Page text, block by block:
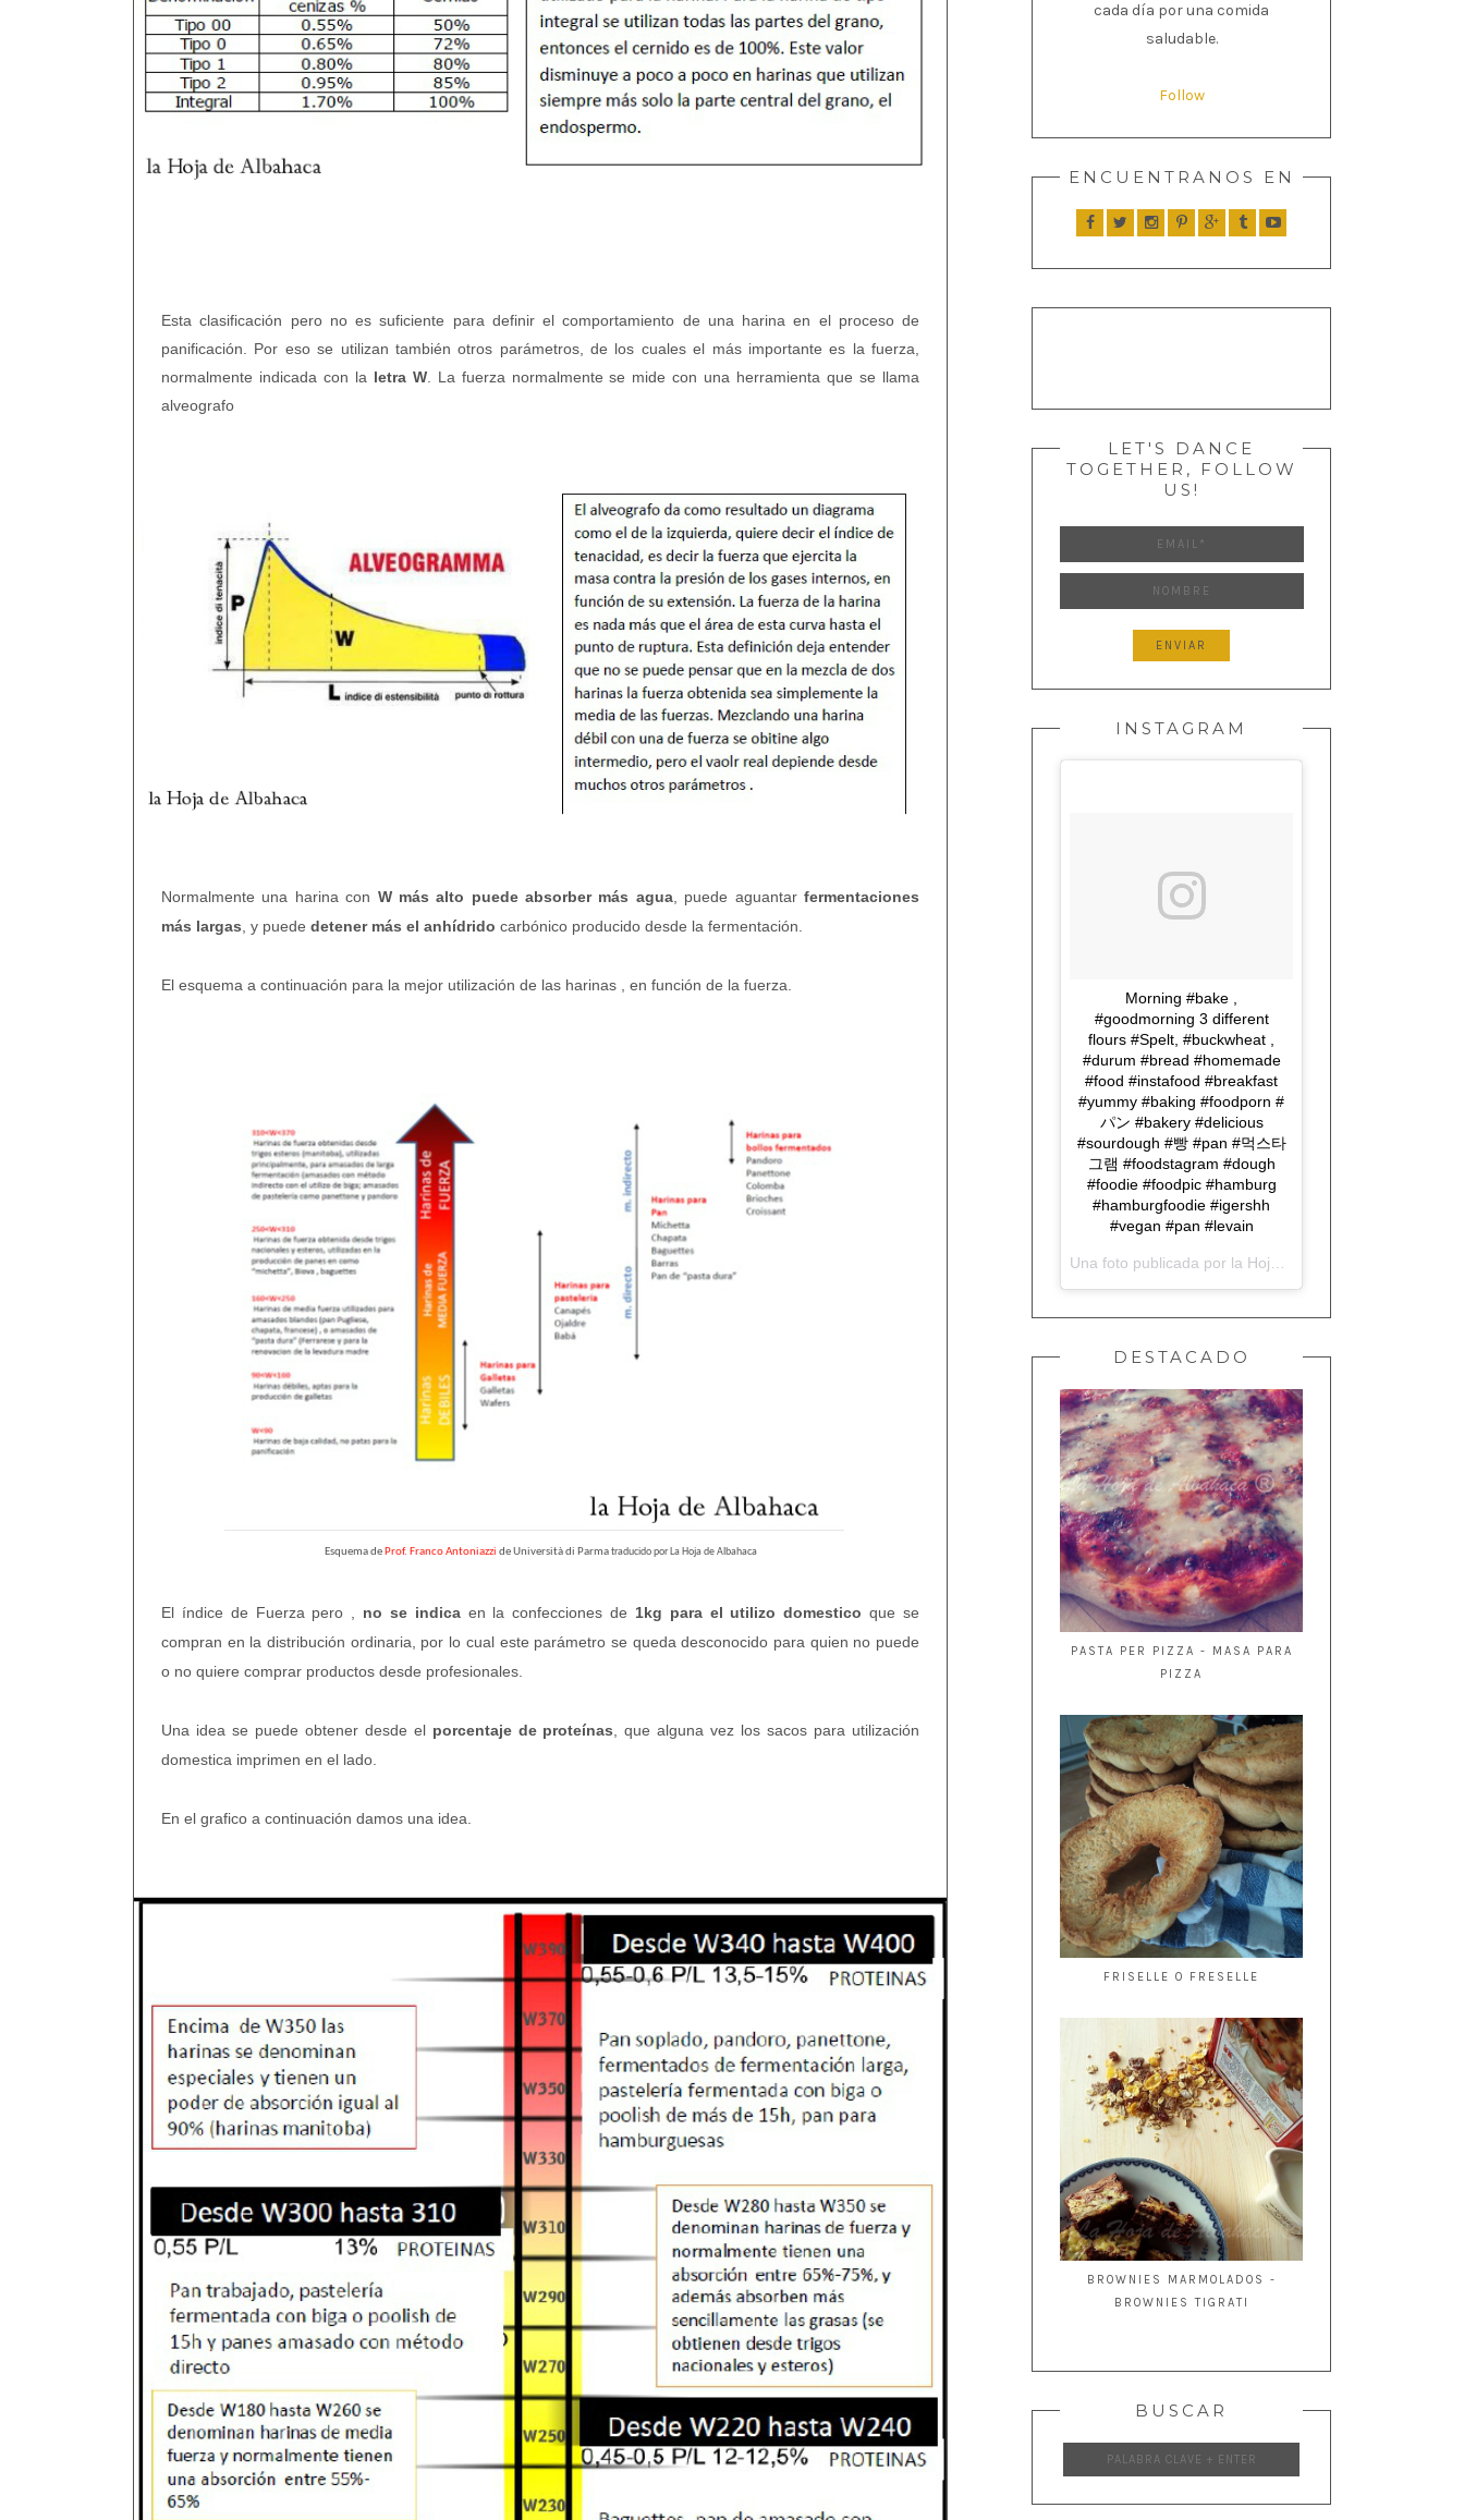
Esta clasificación pero no es suficiente para definir el comportamiento de una harina en el proceso de
panificación. Por eso se utilizan también otros parámetros, de los cuales el más importante es la fuerza,
normalmente indicada con la letra W. La fuerza normalmente se mide con una herramienta que se llama
alveografo
Normalmente una harina con W más alto puede absorber más agua, puede aguantarfermentaciones
más largas, y puede detener más el anhídrido carbónico producido desde la fermentación.
El esquema a continuación para la mejor utilización de las harinas , en función de la fuerza.
Esquema deProf. Franco Antoniazzi de Università di Parma traducido por La Hoja de Albahaca
El índice de Fuerza pero , no se indicaen la confecciones de 1kg para el utilizo domestico que se
compran en la distribución ordinaria, por lo cual este parámetro se queda desconocido para quien no puede
o no quiere comprar productos desde profesionales.
Una idea se puede obtener desde el porcentaje de proteínas, que alguna vez los sacos para utilización
domestica imprimen en el lado.
En el grafico a continuación damos una idea.
cada día por una comida
saludable.
Follow
ENCUENTRANOS EN
LET'S DANCE
TOGETHER, FOLLOW
US!
INSTAGRAM
Morning #bake ,
#goodmorning 3 different
flours #Spelt, #buckwheat ,
#durum #bread #homemade
#food #instafood #breakfast
#yummy #baking #foodporn #
パン #bakery #delicious
#sourdough #빵 #pan #먹스타
그램 #foodstagram #dough
#foodie #foodpic #hamburg
#hamburgfoodie #igershh
#vegan #pan #levain
Una foto publicada por la Hoja de Albahaca (@lahojadealbahaca) el
DESTACADO
PASTA PER PIZZA - MASA PARA
PIZZA
FRISELLE O FRESELLE
BROWNIES MARMOLADOS -
BROWNIES TIGRATI
BUSCAR